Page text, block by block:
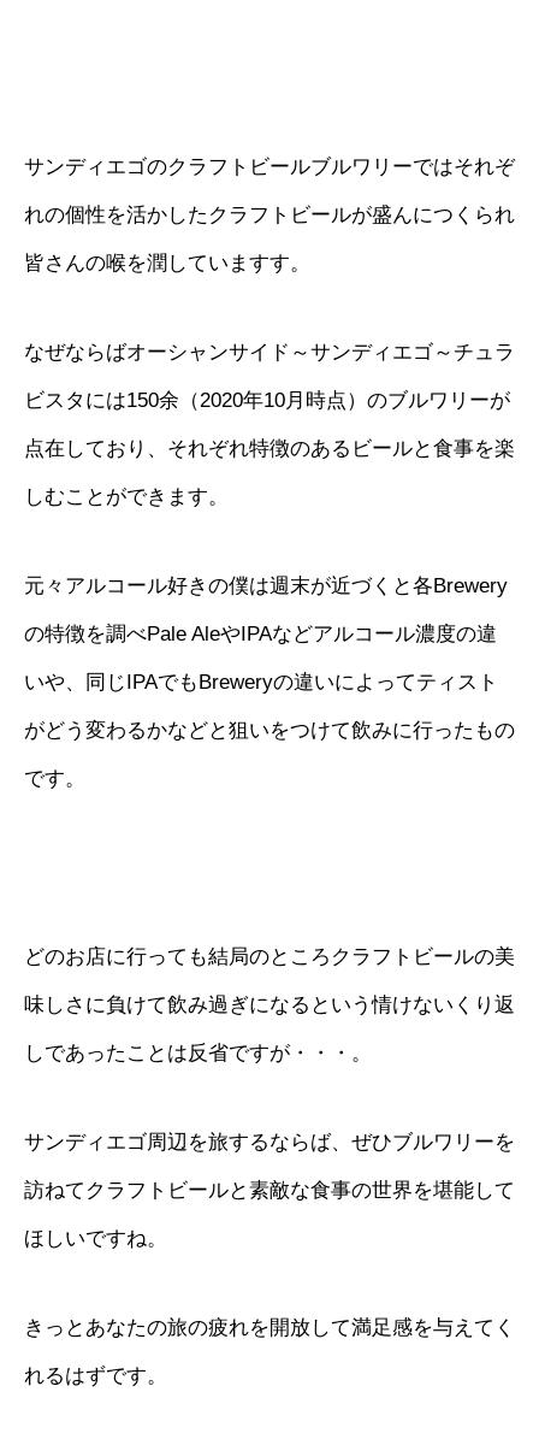
サンディエゴのクラフトビールブルワリーではそれぞ
れの個性を活かしたクラフトビールが盛んにつくられ
皆さんの喉を潤していますす。
なぜならばオーシャンサイド～サンディエゴ～チュラ
ビスタには150余（2020年10月時点）のブルワリーが
点在しており、それぞれ特徴のあるビールと食事を楽
しむことができます。
元々アルコール好きの僕は週末が近づくと各Brewery
の特徴を調べPale AleやIPAなどアルコール濃度の違
いや、同じIPAでもBreweryの違いによってティスト
がどう変わるかなどと狙いをつけて飲みに行ったもの
です。
どのお店に行っても結局のところクラフトビールの美
味しさに負けて飲み過ぎになるという情けないくり返
しであったことは反省ですが・・・。
サンディエゴ周辺を旅するならば、ぜひブルワリーを
訪ねてクラフトビールと素敵な食事の世界を堪能して
ほしいですね。
きっとあなたの旅の疲れを開放して満足感を与えてく
れるはずです。